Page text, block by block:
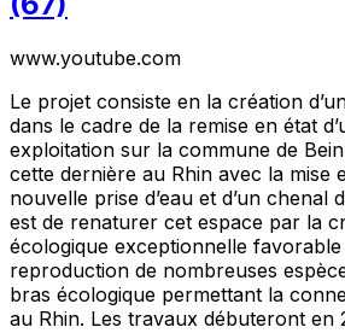
www.youtube.com
Le projet consiste en la création
dans le cadre de la remise en état
exploitation sur la commune de
cette dernière au Rhin avec la mise
nouvelle prise d’eau et d’un chenal
est de renaturer cet espace par la
écologique exceptionnelle favorable
reproduction de nombreuses
bras écologique permettant la
au Rhin. Les travaux débuteront en